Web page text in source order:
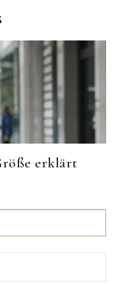
erklärt